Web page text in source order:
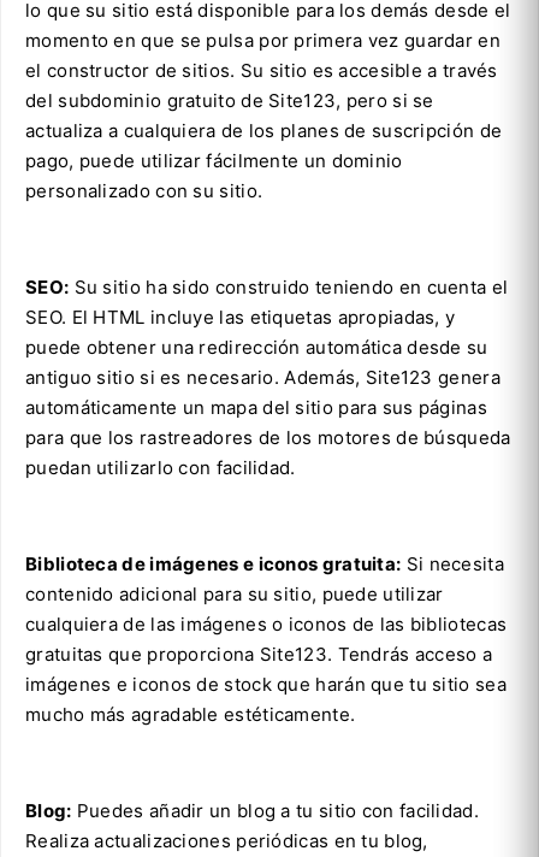
lo que su sitio está disponible para los demás desde el
momento en que se pulsa por primera vez guardar en
el constructor de sitios. Su sitio es accesible a través
del subdominio gratuito de Site123, pero si se
actualiza a cualquiera de los planes de suscripción de
pago, puede utilizar fácilmente un dominio
personalizado con su sitio.
SEO: Su sitio ha sido construido teniendo en cuenta el
SEO. El HTML incluye las etiquetas apropiadas, y
puede obtener una redirección automática desde su
antiguo sitio si es necesario. Además, Site123 genera
automáticamente un mapa del sitio para sus páginas
para que los rastreadores de los motores de búsqueda
puedan utilizarlo con facilidad.
Biblioteca de imágenes e iconos gratuita: Si necesita
contenido adicional para su sitio, puede utilizar
cualquiera de las imágenes o iconos de las bibliotecas
gratuitas que proporciona Site123. Tendrás acceso a
imágenes e iconos de stock que harán que tu sitio sea
mucho más agradable estéticamente.
Blog: Puedes añadir un blog a tu sitio con facilidad.
Realiza actualizaciones periódicas en tu blog,